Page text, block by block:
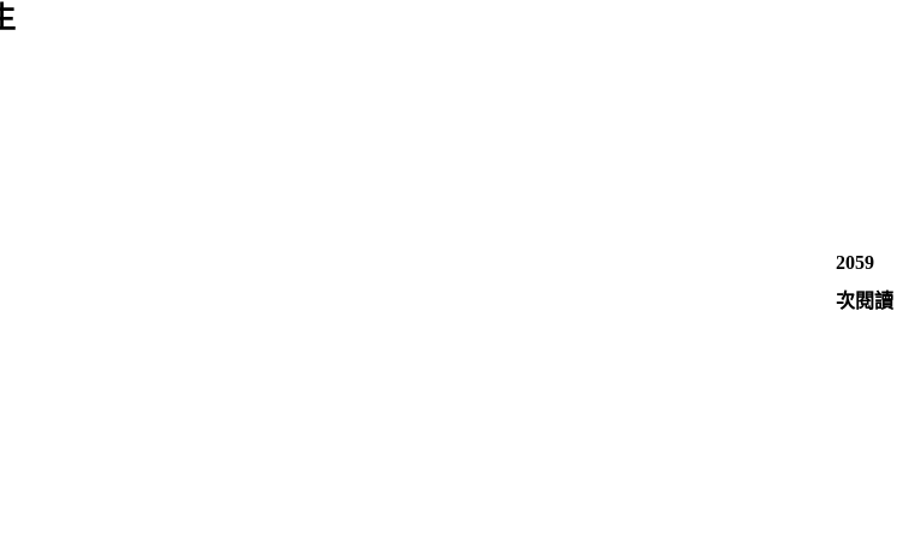
2059
次閱讀